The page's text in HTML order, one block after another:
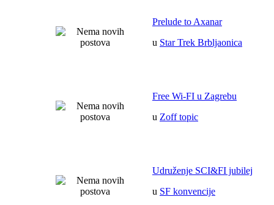
Prelude to Axanar
u Star Trek Brbljaonica
Free Wi-FI u Zagrebu
u Zoff topic
Udruženje SCI&FI jubilej
u SF konvencije